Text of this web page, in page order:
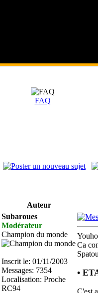
FAQ
Auteur
Subaroues
Modérateur
Champion du monde
Inscrit le: 01/11/2003
Messages: 7354
Localisation: Proche
RC94
Ca
•
C'est